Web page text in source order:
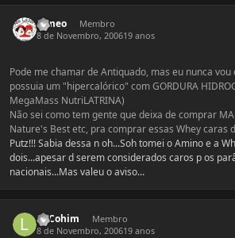
romeo
Membro
8 de Novembro, 200619 anos
Pode me chamar de Antiquado, mas eu nunca
possuia um "hipercalórico" com GORDURA
MegaMass NutriLATRINA)
Não sei como tem gente que deixa de comprar
Nature's Best etc, pra comprar essas Whey caras
Putz!!! Sabia dessa n oh...Soh tomei o Amino e a
dois...apesar d serem considerados caros p os
nacionais...Mas valeu o aviso...
LnCohim
Membro
8 de Novembro, 200619 anos